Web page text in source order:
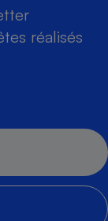
réalisés